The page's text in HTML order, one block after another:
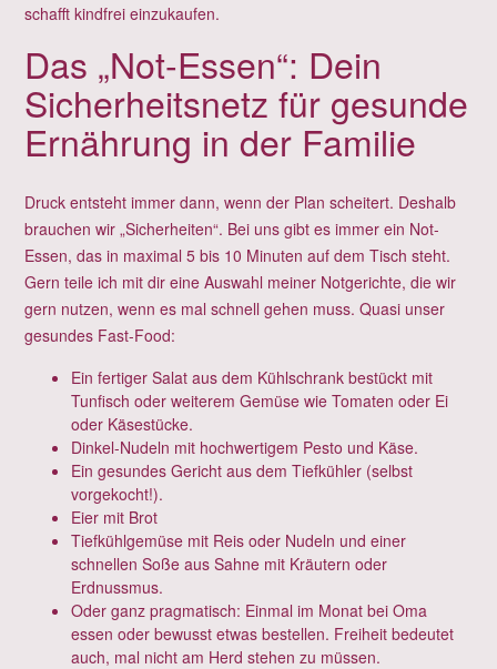
schafft kindfrei einzukaufen.
Das „Not-Essen“: Dein
Sicherheitsnetz für gesunde
Ernährung in der Familie
Druck entsteht immer dann, wenn der Plan scheitert. Deshalb
brauchen wir „Sicherheiten“. Bei uns gibt es immer ein Not-
Essen, das in maximal 5 bis 10 Minuten auf dem Tisch steht.
Gern teile ich mit dir eine Auswahl meiner Notgerichte, die wir
gern nutzen, wenn es mal schnell gehen muss. Quasi unser
gesundes Fast-Food:
Ein fertiger Salat aus dem Kühlschrank bestückt mit
Tunfisch oder weiterem Gemüse wie Tomaten oder Ei
oder Käsestücke.
Dinkel-Nudeln mit hochwertigem Pesto und Käse.
Ein gesundes Gericht aus dem Tiefkühler (selbst
vorgekocht!).
Eier mit Brot
Tiefkühlgemüse mit Reis oder Nudeln und einer
schnellen Soße aus Sahne mit Kräutern oder
Erdnussmus.
Oder ganz pragmatisch: Einmal im Monat bei Oma
essen oder bewusst etwas bestellen. Freiheit bedeutet
auch, mal nicht am Herd stehen zu müssen.